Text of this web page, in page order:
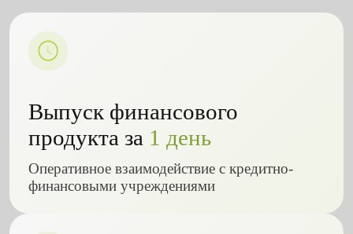
Выпуск финансового
продукта за 1 день
Оперативное взаимодействие с кредитно-
финансовыми учреждениями